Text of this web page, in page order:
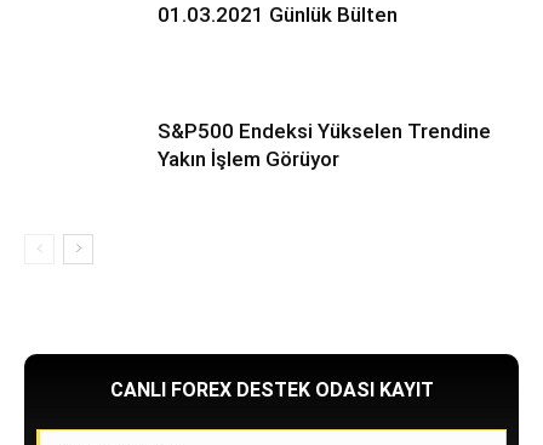
01.03.2021 Günlük Bülten
S&P500 Endeksi Yükselen Trendine
Yakın İşlem Görüyor
CANLI FOREX DESTEK ODASI KAYIT